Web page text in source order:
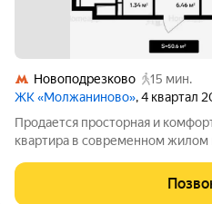
Новоподрезково
15 мин.
ЖК «Молжаниново», 4 квартал
Продается просторная и
квартира в современном жилом
м - жилая. Квартира
дома, построенного в 2025